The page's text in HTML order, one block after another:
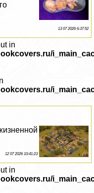
13 07 2026 6:37:52
in
12 07 2026 10:41:23
in